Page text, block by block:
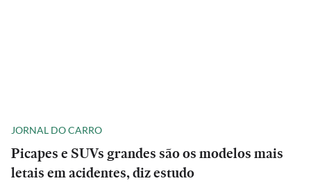
JORNAL DO CARRO
Picapes e SUVs grandes são os modelos mais
letais em acidentes, diz estudo